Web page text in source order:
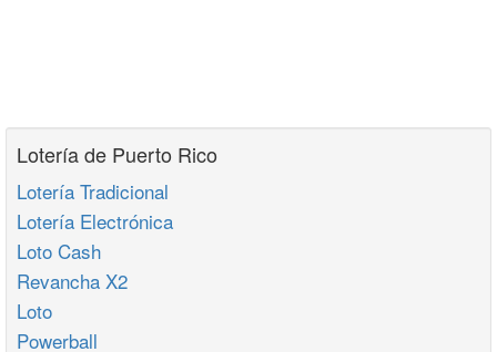
Lotería de Puerto Rico
Lotería Tradicional
Lotería Electrónica
Loto Cash
Revancha X2
Loto
Powerball